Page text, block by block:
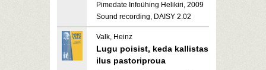
Pimedate Infoühing Helikiri, 2009
Sound recording, DAISY 2.02
Valk, Heinz
Lugu poisist, keda kallistas
ilus pastoriproua